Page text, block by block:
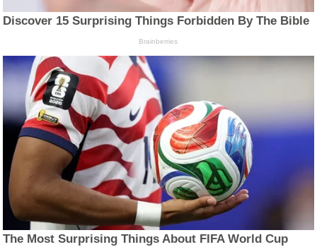
Discover 15 Surprising Things Forbidden By The Bible
Brainberries
The Most Surprising Things About FIFA World Cup